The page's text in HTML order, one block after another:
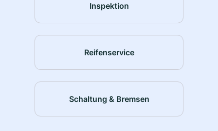
Inspektion
Reifenservice
Schaltung & Bremsen